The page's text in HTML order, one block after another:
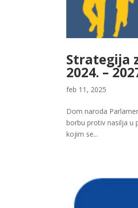
Strategija
2024. –
feb 11, 2025
Dom naroda
borbu protiv nasilja u
kojim se...